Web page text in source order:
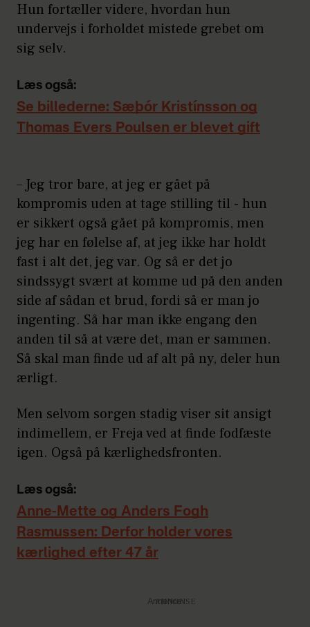
Hun fortæller videre, hvordan hun
undervejs i forholdet mistede grebet om
sig selv.
Læs også:
Se billederne: Sæþór Kristínsson og
Thomas Evers Poulsen er blevet gift
– Jeg tror bare, at jeg er gået på
kompromis uden at tage stilling til - hun
er sikkert også gået på kompromis, men
jeg har en følelse af, at jeg ikke har holdt
fast i alt det, jeg var. Og så er det jo
sindssygt svært at komme ud på den anden
side af sådan et brud, fordi så er man jo
ingenting. Så har man ikke engang den
anden til så at være det, man er sammen.
Så skal man finde ud af alt på ny, deler hun
ærligt.
Men selvom sorgen stadig viser sit ansigt
indimellem, er Freja ved at finde fodfæste
igen. Også på kærlighedsfronten.
Læs også:
Anne-Mette og Anders Fogh
Rasmussen: Derfor holder vores
kærlighed efter 47 år
Annonce